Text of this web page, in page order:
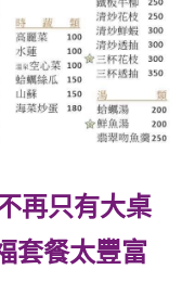
再只有大桌
套餐太豐富